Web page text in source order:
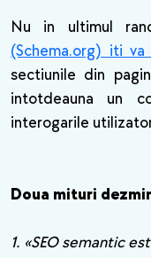
Nu in ultimul
(Schema.org) iti
sectiunile din
intotdeauna un
interogarile
Doua mituri
1. «SEO semantic